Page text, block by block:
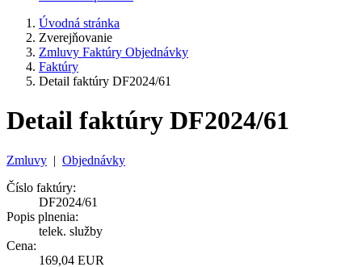
Úvodná stránka
Zverejňovanie
Zmluvy Faktúry Objednávky
Faktúry
Detail faktúry DF2024/61
Detail faktúry DF2024/61
Zmluvy | Objednávky
Číslo faktúry:
DF2024/61
Popis plnenia:
telek. služby
Cena:
169,04 EUR